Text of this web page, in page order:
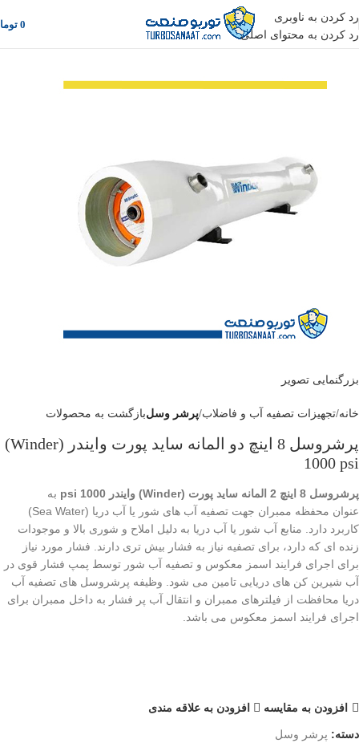
رد کردن به ناوبری
رد کردن به محتوای اصلی
0
بزرگنمایی تصویر
خانه تجهیزات تصفیه آب و فاضلاب پرشر وسلبازگشت به محصولات
پرشروسل 8 اینچ دو المانه ساید پورت وایندر (Winder)
1000 psi
پرشروسل 8 اینچ 2 المانه ساید پورت (Winder) وایندر 1000 psi
به
عنوان محفظه ممبران جهت تصفیه آب های شور یا آب دریا (Sea Water)
کاربرد دارد. منابع آب شور یا آب دریا به دلیل املاح و شوری بالا و موجودات
زنده ای که دارد، برای تصفیه نیاز به فشار بیش تری دارند. فشار مورد نیاز
برای اجرای فرایند اسمز معکوس و تصفیه آب شور توسط پمپ فشار قوی در
آب شیرین کن های دریایی تامین می شود. وظیفه پرشروسل های تصفیه آب
دریا محافظت از فیلترهای ممبران و انتقال آب پر فشار به داخل ممبران برای
اجرای فرایند اسمز معکوس می باشد.
افزودن به مقایسه افزودن به علاقه مندی
دسته: پرشر وسل